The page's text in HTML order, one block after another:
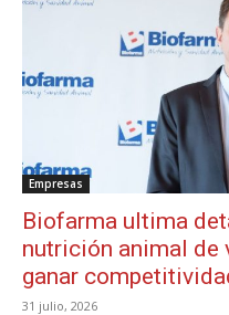
Empresas
Biofarma ultima
nutrición animal de
ganar
31 julio, 2026